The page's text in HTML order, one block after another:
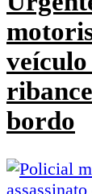
veículo
bordo